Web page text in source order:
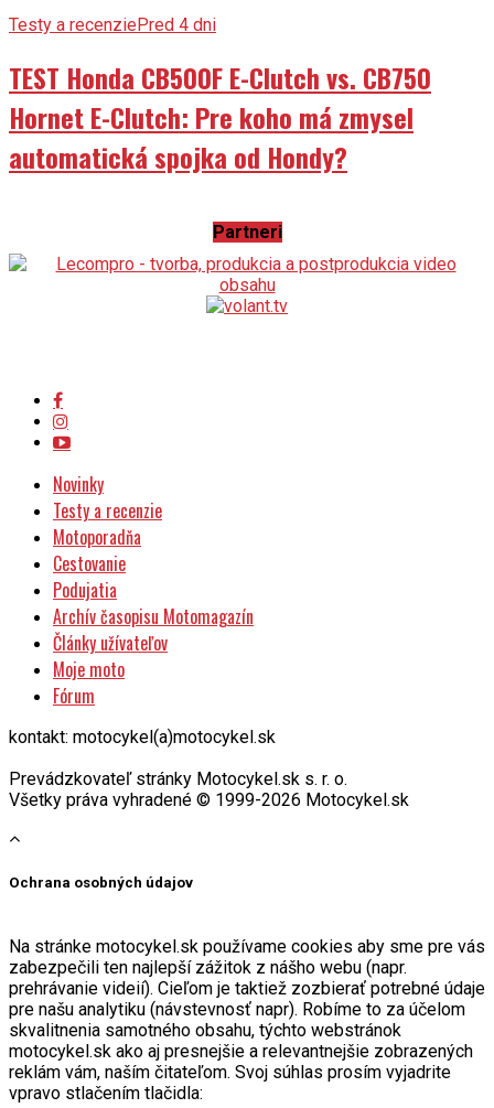
Testy a recenziePred 4 dni
TEST Honda CB500F E-Clutch vs. CB750
Hornet E-Clutch: Pre koho má zmysel
automatická spojka od Hondy?
Partneri
Novinky
Testy a recenzie
Motoporadňa
Cestovanie
Podujatia
Archív časopisu Motomagazín
Články užívateľov
Moje moto
Fórum
kontakt: motocykel(a)motocykel.sk
Prevádzkovateľ stránky Motocykel.sk s. r. o.
Všetky práva vyhradené © 1999-2026 Motocykel.sk
Ochrana osobných údajov
Na stránke motocykel.sk používame cookies aby sme pre vás
zabezpečili ten najlepší zážitok z nášho webu (napr.
prehrávanie videií). Cieľom je taktiež zozbierať potrebné údaje
pre našu analytiku (návstevnosť napr). Robíme to za účelom
skvalitnenia samotného obsahu, týchto webstránok
motocykel.sk ako aj presnejšie a relevantnejšie zobrazených
reklám vám, naším čitateľom. Svoj súhlas prosím vyjadrite
vpravo stlačením tlačidla: